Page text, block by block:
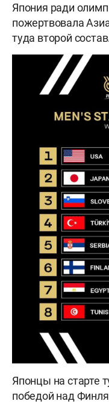
Япония ради
пожертвовала
туда второй
Японцы на старте
победой над